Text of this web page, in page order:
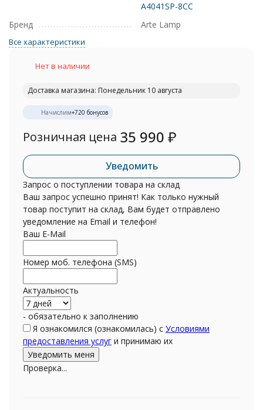
A4041SP-8CC
Бренд
Arte Lamp
Все характеристики
Нет в наличии
Доставка магазина: Понедельник 10 августа
Начислим+720 бонусов
Розничная цена 35 990 ₽
Уведомить
Запрос о поступлении товара на склад
Ваш запрос успешно принят! Как только нужный
товар поступит на склад, Вам будет отправлено
уведомление на Email и телефон!
Ваш E-Mail
Номер моб. телефона (SMS)
Актуальность
- обязательно к заполнению
Я ознакомился (ознакомилась) с Условиями
предоставления услуг и принимаю их
Проверка...